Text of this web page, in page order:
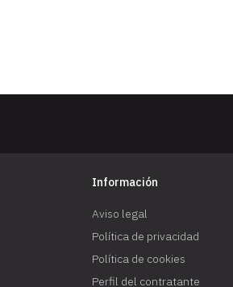
Información
Aviso legal
Política de privacidad
Política de cookies
Perfil del contratante